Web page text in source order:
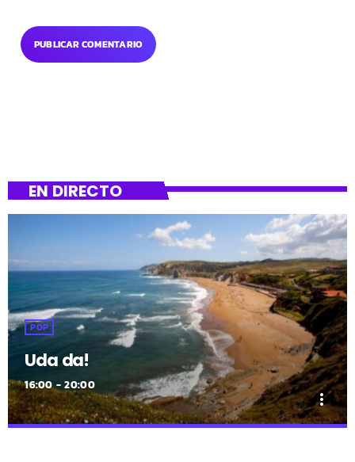
EN DIRECTO
POP
Uda da!
16:00 - 20:00
more_vert